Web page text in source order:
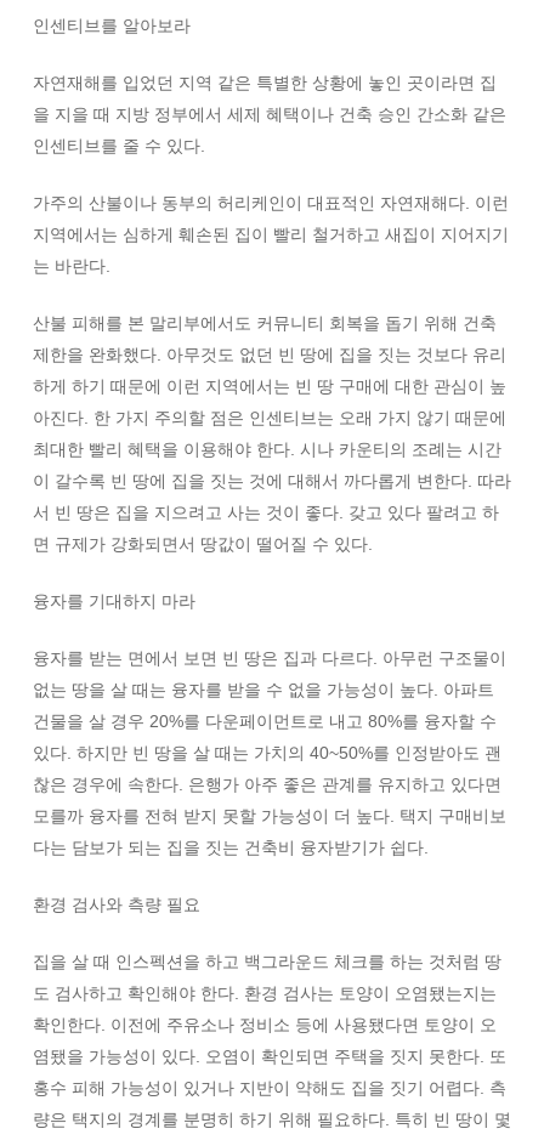
인센티브를 알아보라
자연재해를 입었던 지역 같은 특별한 상황에 놓인 곳이라면 집
을 지을 때 지방 정부에서 세제 혜택이나 건축 승인 간소화 같은
인센티브를 줄 수 있다.
가주의 산불이나 동부의 허리케인이 대표적인 자연재해다. 이런
지역에서는 심하게 훼손된 집이 빨리 철거하고 새집이 지어지기
는 바란다.
산불 피해를 본 말리부에서도 커뮤니티 회복을 돕기 위해 건축
제한을 완화했다. 아무것도 없던 빈 땅에 집을 짓는 것보다 유리
하게 하기 때문에 이런 지역에서는 빈 땅 구매에 대한 관심이 높
아진다. 한 가지 주의할 점은 인센티브는 오래 가지 않기 때문에
최대한 빨리 혜택을 이용해야 한다. 시나 카운티의 조례는 시간
이 갈수록 빈 땅에 집을 짓는 것에 대해서 까다롭게 변한다. 따라
서 빈 땅은 집을 지으려고 사는 것이 좋다. 갖고 있다 팔려고 하
면 규제가 강화되면서 땅값이 떨어질 수 있다.
융자를 기대하지 마라
융자를 받는 면에서 보면 빈 땅은 집과 다르다. 아무런 구조물이
없는 땅을 살 때는 융자를 받을 수 없을 가능성이 높다. 아파트
건물을 살 경우 20%를 다운페이먼트로 내고 80%를 융자할 수
있다. 하지만 빈 땅을 살 때는 가치의 40~50%를 인정받아도 괜
찮은 경우에 속한다. 은행가 아주 좋은 관계를 유지하고 있다면
모를까 융자를 전혀 받지 못할 가능성이 더 높다. 택지 구매비보
다는 담보가 되는 집을 짓는 건축비 융자받기가 쉽다.
환경 검사와 측량 필요
집을 살 때 인스펙션을 하고 백그라운드 체크를 하는 것처럼 땅
도 검사하고 확인해야 한다. 환경 검사는 토양이 오염됐는지는
확인한다. 이전에 주유소나 정비소 등에 사용됐다면 토양이 오
염됐을 가능성이 있다. 오염이 확인되면 주택을 짓지 못한다. 또
홍수 피해 가능성이 있거나 지반이 약해도 집을 짓기 어렵다. 측
량은 택지의 경계를 분명히 하기 위해 필요하다. 특히 빈 땅이 몇